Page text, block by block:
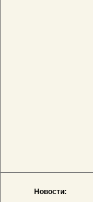
Новости: